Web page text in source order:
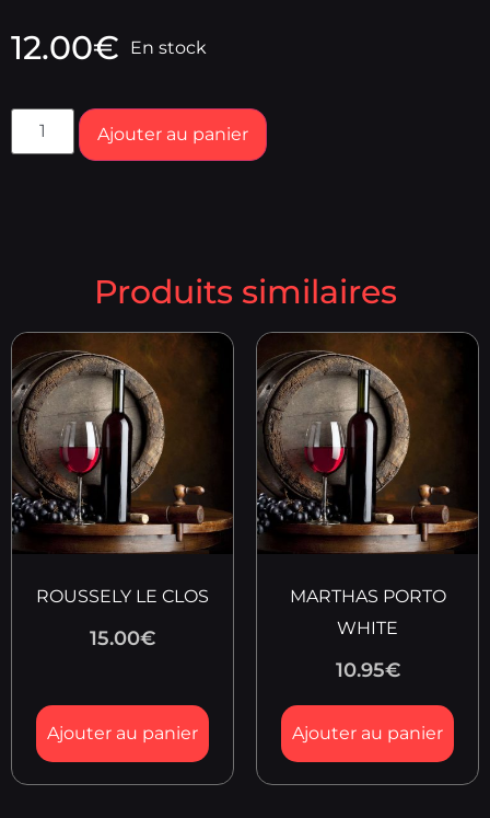
12.00€ En stock
Ajouter au panier
Produits similaires
ROUSSELY LE CLOS
15.00€
Ajouter au panier
MARTHAS PORTO
WHITE
10.95€
Ajouter au panier